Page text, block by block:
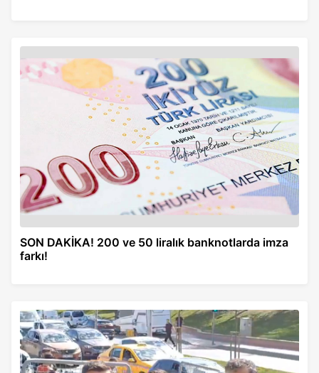
SON DAKİKA! 200 ve 50 liralık banknotlarda imza
farkı!